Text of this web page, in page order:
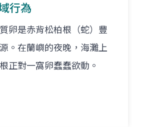
行為
卵是赤背松柏根（蛇）豐
。在蘭嶼的夜晚，海灘上
正對一窩卵蠢蠢欲動。